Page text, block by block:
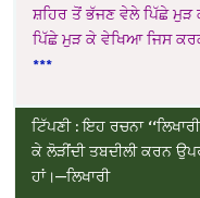
ਸ਼ਹਿਰ ਤੋਂ ਭੱਜਣ ਵੇਲੇ ਪਿੱਛੇ ਮੁੜ
ਪਿੱਛੇ ਮੁੜ ਕੇ ਵੇਖਿਆ ਜਿਸ
***
ਟਿੱਪਣੀ : ਇਹ ਰਚਨਾ
ਕੇ ਲੋੜੀਂਦੀ ਤਬਦੀਲੀ ਕਰਨ
ਹਾਂ।—ਲਿਖਾਰੀ